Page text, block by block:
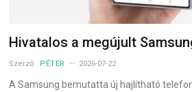
Hivatalos a megújult
Szerző: PÉTER 2026-07-22
A Samsung bemutatta új hajlítható